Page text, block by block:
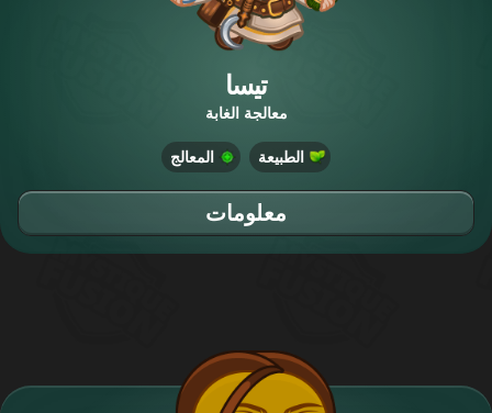
تيسا
معالجة الغابة
الطبيعة المعالج
معلومات